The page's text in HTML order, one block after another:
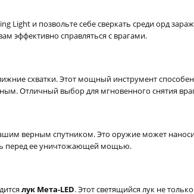
Light и позвольте себе сверкать среди орд
эффективно справляться с врагами.
схватки. Этот мощный инструмент
Отличный выбор для мгновенного снятия
верным спутником. Это оружие может
перед ее уничтожающей мощью.
лук Мета-LED. Этот светящийся лук не